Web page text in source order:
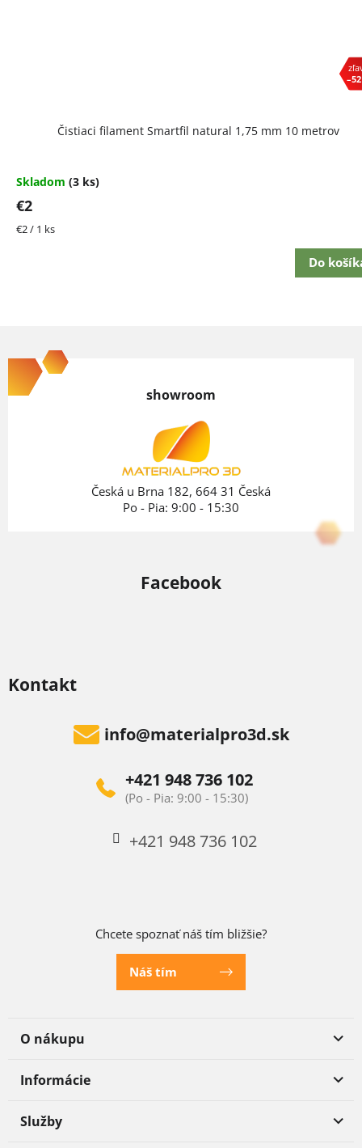
Čistiaci filament Smartfil natural 1,75 mm 10 metrov
Skladom (3 ks)
€2
Jednotková
€2 / 1 ks
Do
á
p
Kontakt
info@materialpro3d.sk
+421 948 736 102
+421 948 736 102
Chcete spoznať náš tím bližšie?
Náš tím
O nákupu
Informácie
Služby
showroom
Česká u Brna 182, 664 31 Česká
Po - Pia: 9:00 - 15:30
Facebook